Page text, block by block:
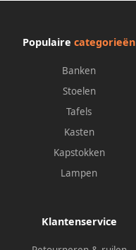
Populaire categorieën
Banken
Stoelen
Tafels
Kasten
Kapstokken
Lampen
Klantenservice